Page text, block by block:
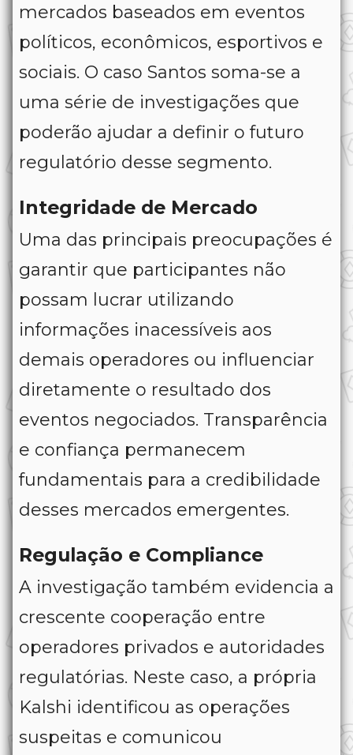
mercados baseados em eventos
políticos, econômicos, esportivos e
sociais. O caso Santos soma-se a
uma série de investigações que
poderão ajudar a definir o futuro
regulatório desse segmento.
Integridade de Mercado
Uma das principais preocupações é
garantir que participantes não
possam lucrar utilizando
informações inacessíveis aos
demais operadores ou influenciar
diretamente o resultado dos
eventos negociados. Transparência
e confiança permanecem
fundamentais para a credibilidade
desses mercados emergentes.
Regulação e Compliance
A investigação também evidencia a
crescente cooperação entre
operadores privados e autoridades
regulatórias. Neste caso, a própria
Kalshi identificou as operações
suspeitas e comunicou